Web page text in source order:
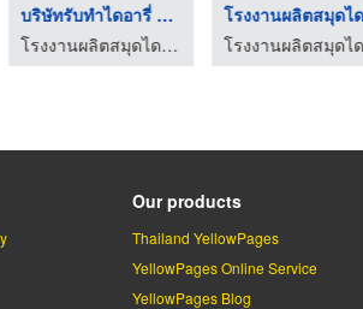
บริษัทรับทำไดอารี่ ส ...
โรงงานผลิตสมุดไดอารี่ - เค.ทิพ 999
Our products
Thailand YellowPages
YellowPages Online Service
YellowPages Blog